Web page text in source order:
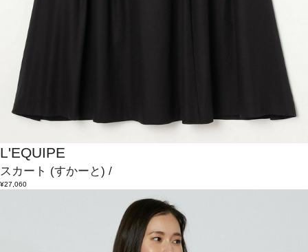
L'EQUIPE
スカート (すかーと) /
¥27,060